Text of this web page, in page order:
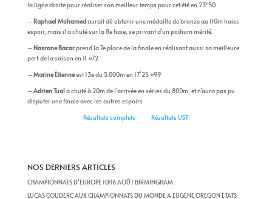
la ligne droite pour réaliser son meilleur temps pour cet été en 23″50.
– Raphael Mohamedaurait dû obtenir une médaille de bronze au 110m haies
espoir, mais il a chuté sur la 8e haie, se privant d’un podium mérité.
– Nasrane Bacarprend la 7e place de la finale en réalisant aussi sa meilleure
perf de la saison en 11 »72
–Marine Etienneest 13e du 5.000m en 17’25 »99
–Adrien Tuala chuté à 20m de l’arrivée en séries du 800m, et n’aura pas pu
disputer une finale avec les autres espoirs
Résultats complets
Résultats UST
NOS DERNIERS ARTICLES
CHAMPIONNATS D’EUROPE 10/16 AOÛT BIRMINGHAM
LUCAS COUDERC AUX CHAMPIONNATS DU MONDE A EUGENE OREGON ETATS